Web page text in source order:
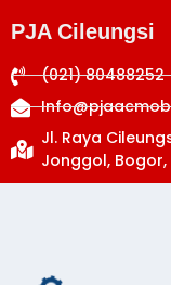
PJA Cileungsi
(021) 80488252
Jl. Raya
Jonggol,